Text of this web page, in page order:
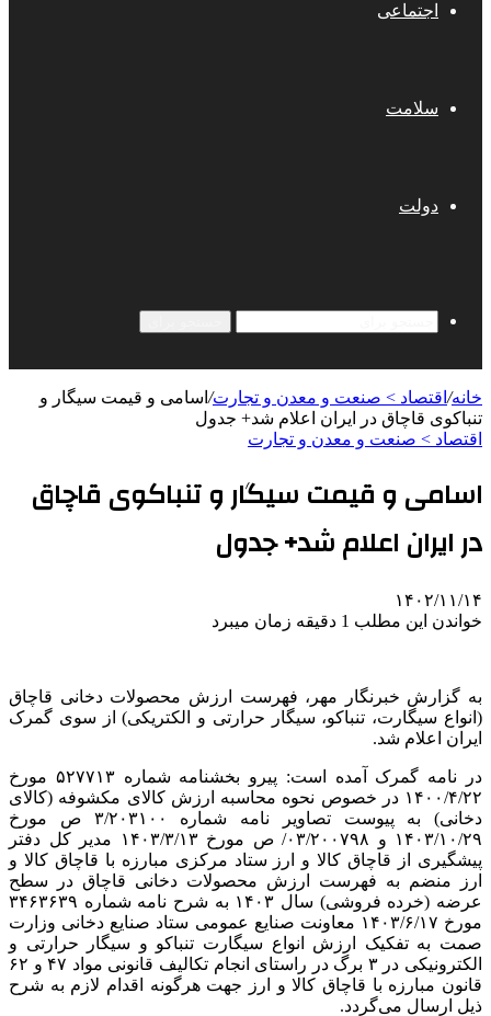
اجتماعی
سلامت
دولت
خانه/ اقتصاد > صنعت و معدن و تجارت/ اسامی و قیمت سیگار و
تنباکوی قاچاق در ایران اعلام شد+ جدول
اقتصاد > صنعت و معدن و تجارت
اسامی و قیمت سیگار و تنباکوی قاچاق
در ایران اعلام شد+ جدول
۱۴۰۲/۱۱/۱۴
خواندن این مطلب 1 دقیقه زمان میبرد
به گزارش خبرنگار مهر، فهرست ارزش محصولات دخانی قاچاق
(انواع سیگارت، تنباکو، سیگار حرارتی و الکتریکی) از سوی گمرک
ایران اعلام شد.
در نامه گمرک آمده است: پیرو بخشنامه شماره ۵۲۷۷۱۳ مورخ
۱۴۰۰/۴/۲۲ در خصوص نحوه محاسبه ارزش کالای مکشوفه (کالای
دخانی) به پیوست تصاویر نامه شماره ۳/۲۰۳۱۰۰
ص مورخ
۱۴۰۳/۱۰/۲۹ و ۰۳/۲۰۰۷۹۸/‏
ص
مورخ ۱۴۰۳/۳/۱۳ مدیر کل دفتر
پیشگیری از قاچاق کالا و ارز ستاد مرکزی مبارزه با قاچاق کالا و
ارز منضم
به فهرست ارزش محصولات دخانی قاچاق در سطح
عرضه (خرده فروشی) سال ۱۴۰۳ به شرح نامه شماره ۳۴۶۳۶۳۹
مورخ ۱۴۰۳/۶/۱۷ معاونت صنایع عمومی ستاد صنایع دخانی وزارت
صمت به تفکیک ارزش انواع سیگارت تنباکو و سیگار حرارتی و
الکترونیکی در ۳ برگ در راستای انجام تکالیف قانونی مواد ۴۷ و ۶۲
قانون مبارزه با قاچاق کالا و ارز جهت هرگونه اقدام لازم به شرح
ذیل ارسال می‌گردد.